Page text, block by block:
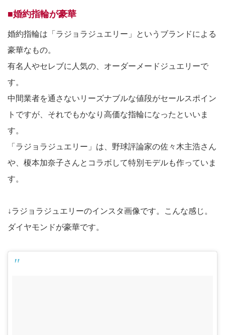
■婚約指輪が豪華
婚約指輪は「ラジョラジュエリー」というブランドによる
豪華なもの。
有名人やセレブに人気の、オーダーメードジュエリーで
す。
中間業者を通さないリーズナブルな値段がセールスポイン
トですが、それでもかなり高価な指輪になったといいま
す。
「ラジョラジュエリー」は、野球評論家の佐々木主浩さん
や、榎本加奈子さんとコラボして特別モデルも作っていま
す。
↓ラジョラジュエリーのインスタ画像です。こんな感じ。
ダイヤモンドが豪華です。